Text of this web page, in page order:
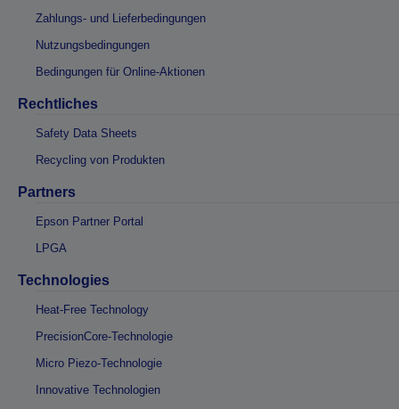
Zahlungs- und Lieferbedingungen
Nutzungsbedingungen
Bedingungen für Online-Aktionen
Rechtliches
Safety Data Sheets
Recycling von Produkten
Partners
Epson Partner Portal
LPGA
Technologies
Heat-Free Technology
PrecisionCore-Technologie
Micro Piezo-Technologie
Innovative Technologien